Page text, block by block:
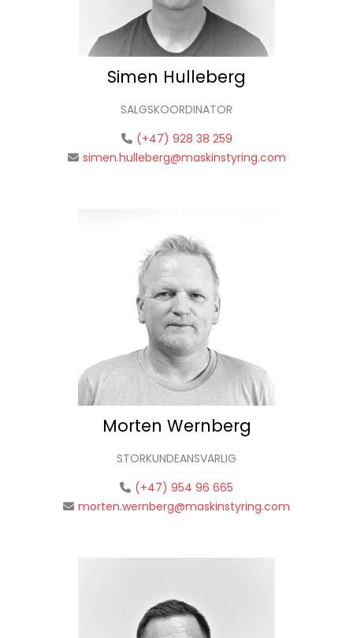
Simen Hulleberg
SALGSKOORDINATOR
(+47) 928 38 259
simen.hulleberg@maskinstyring.com
Morten Wernberg
STORKUNDEANSVARLIG
(+47) 954 96 665
morten.wernberg@maskinstyring.com